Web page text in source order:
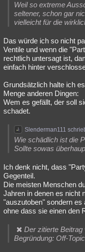
Weil so extreme
seltener, schon gar
vielleicht für die
Das würde ich so nicht
Ventile und wenn die
rechtlich untersagt ist,
einfach hinter
Grundsätzlich halte ich
Menge anderen Dingen:
Wem es gefällt, der soll
schadet.
Slenderman111
Wie schädlich ist die
Sollte sowas
Ich denk nicht, dass
Gegenteil.
Die meisten Menschen
Jahren in denen es nicht
"auszutoben" sondern
ohne dass sie einen den
Der zitierte Beitrag
Begründung: Off-Topic